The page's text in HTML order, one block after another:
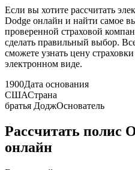
Если вы хотите рассчитать
Dodge онлайн и найти самое
проверенной страховой
сделать правильный выбор.
сможете узнать цену
электронном виде.
1900Дата основания
СШАСтрана
братья ДоджОснователь
Рассчитать полис
онлайн